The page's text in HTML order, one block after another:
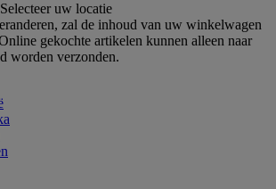
Selecteer uw locatie
zal de inhoud van uw winkelwagen
gekochte artikelen kunnen alleen naar
worden verzonden.